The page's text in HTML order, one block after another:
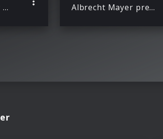
Mozart: Works for Oboe and Orchestra / Piano Albrecht Mayer presents his first all-Mozart album